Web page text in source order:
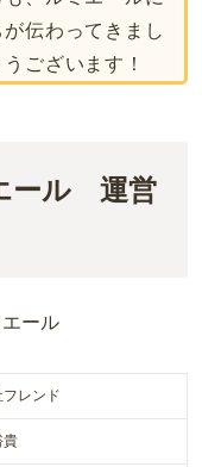
伝わってきまし
ございます！
ール 運営
レンド